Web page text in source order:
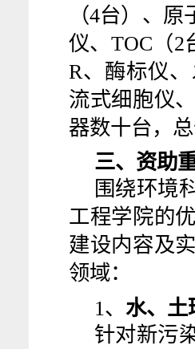
（4台）、原
仪、 TOC （2
R、酶标仪
流式细胞仪
器数十台，
三、资助
围绕环境
工程学院的
建设内容及
领域：
1 、 水、土
针对新污